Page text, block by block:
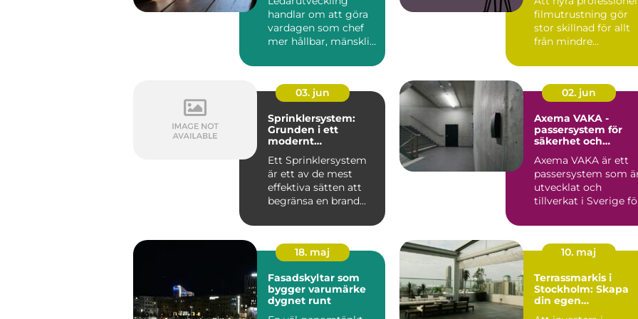
handlar om att göra
vardagen som chef
mer hållbar, mänsklig
filmutrustning gör
stor skillnad för allt
från mindre
stö...
03. jun
Sprinklersystem:
Grunden i ett
modernt
Ett Sprinklersystem
är ett av de mest
effektiva sätten att
begränsa en brand
02. jun
Axema VAKA -
passersystem för
säkerhet och
Axema VAKA är ett
passersystem som
utvecklat och
tillverkat i Sverige
18. maj
Fasadskyltar som
bygger varumärke
dygnet runt
10. maj
Terrassmarkis i
Stockholm: Skapa
din egen